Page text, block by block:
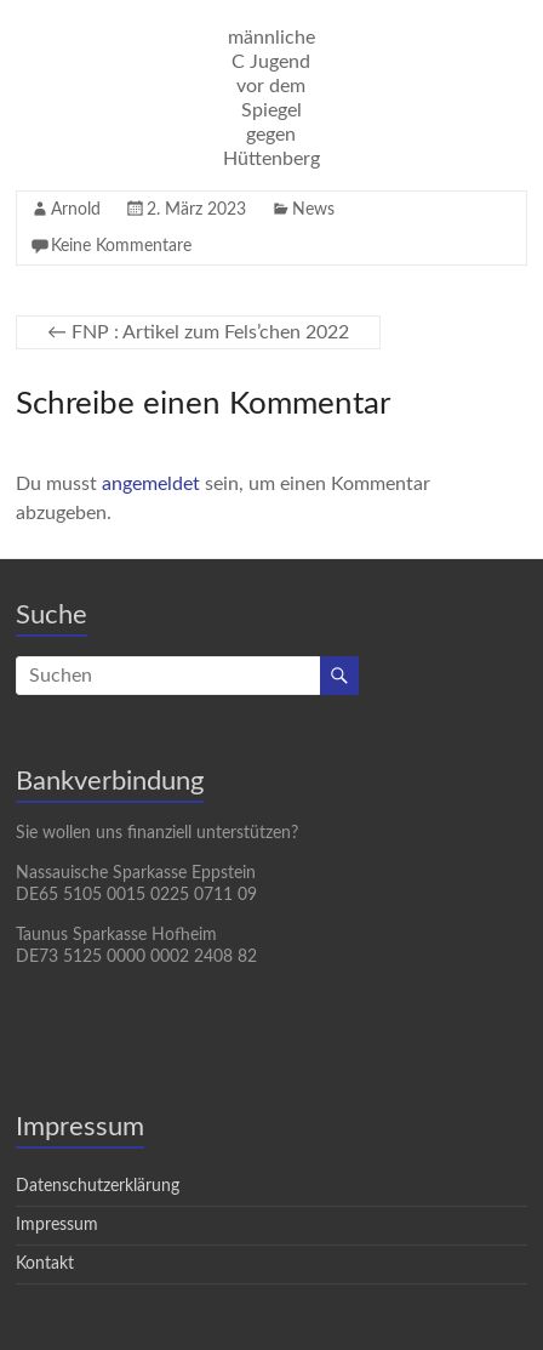
männliche
C Jugend
vor dem
Spiegel
gegen
Hüttenberg
Arnold 2. März 2023 News
Keine Kommentare
← FNP : Artikel zum Fels’chen 2022
Schreibe einen Kommentar
Du musstangemeldet sein, um einen Kommentar
abzugeben.
Suche
Bankverbindung
Sie wollen uns finanziell unterstützen?
Nassauische Sparkasse Eppstein
DE65 5105 0015 0225 0711 09
Taunus Sparkasse Hofheim
DE73 5125 0000 0002 2408 82
Impressum
Datenschutzerklärung
Impressum
Kontakt